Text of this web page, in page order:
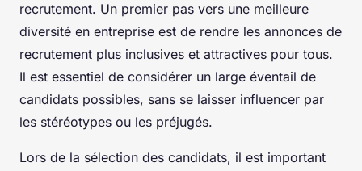
recrutement. Un premier pas vers une meilleure
diversité en entreprise est de rendre les annonces de
recrutement plus inclusives et attractives pour tous.
Il est essentiel de considérer un large éventail de
candidats possibles, sans se laisser influencer par
les stéréotypes ou les préjugés.
Lors de la sélection des candidats, il est important